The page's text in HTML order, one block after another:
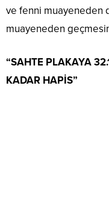
ve fenni muayeneden
muayeneden
“SAHTE PLAKAYA
KADAR HAPİS”